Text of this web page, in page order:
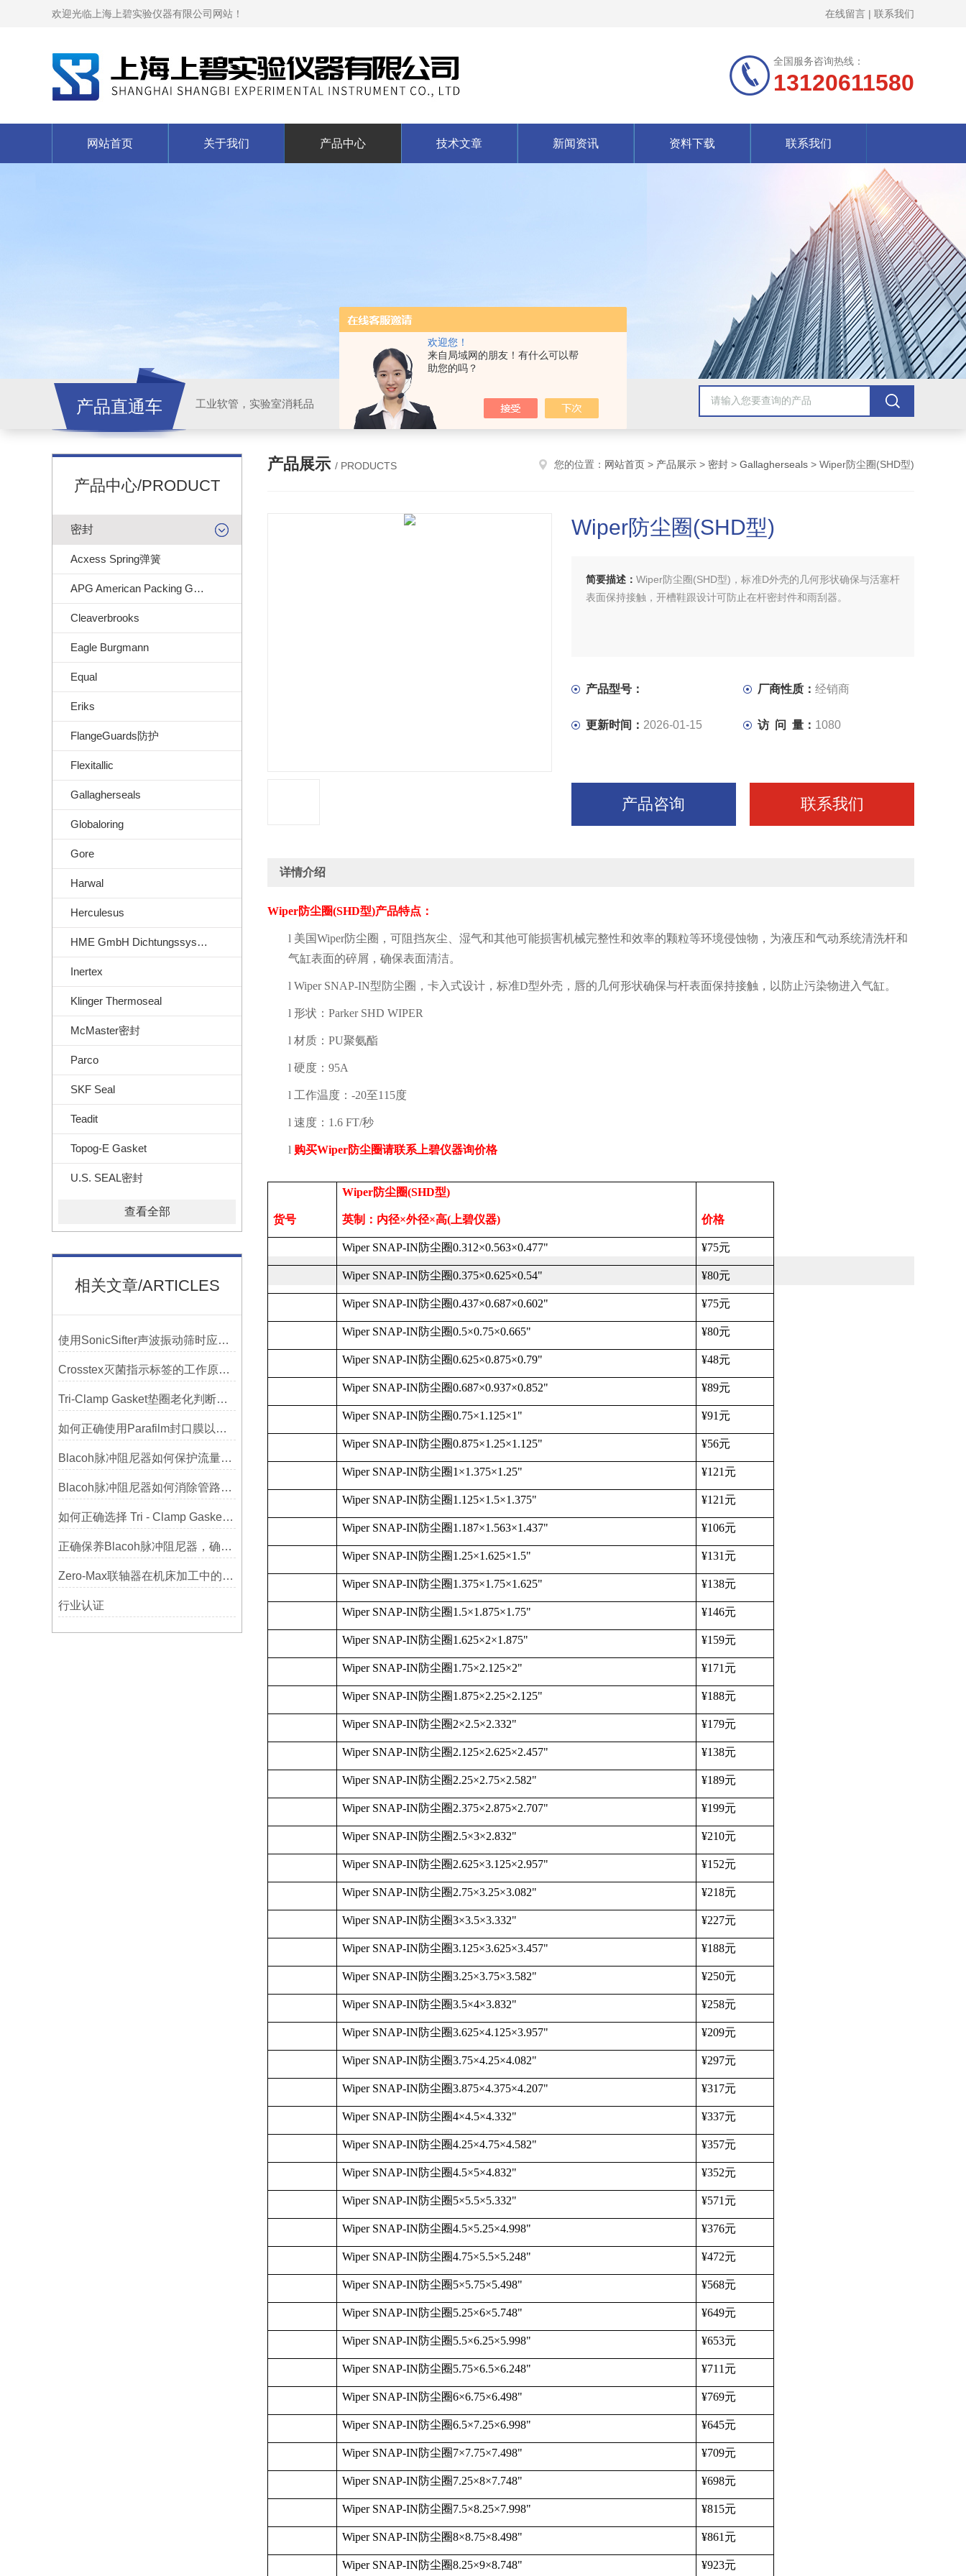
欢迎您！
来自局域网的朋友！有什么可以帮
助您的吗？
欢迎光临上海上碧实验仪器有限公司网站！ 在线留言 | 联系我们
全国服务咨询热线：
13120611580
网站首页 关于我们 产品中心 技术文章 新闻资讯 资料下载 联系我们
产品直通车 工业软管，实验室消耗品
产品中心/PRODUCT
密封
Acxess Spring弹簧
APG American Packing Gasket
Cleaverbrooks
Eagle Burgmann
Equal
Eriks
FlangeGuards防护
Flexitallic
Gallagherseals
Globaloring
Gore
Harwal
Herculesus
HME GmbH Dichtungssysteme
Inertex
Klinger Thermoseal
McMaster密封
Parco
SKF Seal
Teadit
Topog-E Gasket
U.S. SEAL密封
查看全部
相关文章/ARTICLES
使用SonicSifter声波振动筛时应注意的几个方面
Crosstex灭菌指示标签的工作原理：变色反应机制详解
Tri-Clamp Gasket垫圈老化判断，定期更换维护要点
如何正确使用Parafilm封口膜以确保实验结果的准确性？
Blacoh脉冲阻尼器如何保护流量计、压力开关和管路附件？
Blacoh脉冲阻尼器如何消除管路振动与噪音？
如何正确选择 Tri - Clamp Gasket 垫圈的材质与尺寸？
正确保养Blacoh脉冲阻尼器，确保长期稳定运行
Zero-Max联轴器在机床加工中的应用及精度保证方法
行业认证
产品展示 / PRODUCTS 您的位置： 网站首页 > 产品展示 > 密封 > Gallagherseals > Wiper防尘圈(SHD型)
Wiper防尘圈(SHD型)
简要描述：Wiper防尘圈(SHD型)，标准D外壳的几何形状确保与活塞杆
表面保持接触，开槽鞋跟设计可防止在杆密封件和雨刮器。
产品型号： 厂商性质： 经销商
更新时间： 2026-01-15 访 问 量： 1080
产品咨询 联系我们
详情介绍
Wiper防尘圈(SHD型)产品特点：
l 美国Wiper防尘圈，可阻挡灰尘、湿气和其他可能损害机械完整性和效率的颗粒等环境侵蚀物，为液压和气动系统清洗杆和
气缸表面的碎屑，确保表面清洁。
l Wiper SNAP-IN型防尘圈，卡入式设计，标准D型外壳，唇的几何形状确保与杆表面保持接触，以防止污染物进入气缸。
l 形状： Parker SHD WIPER
l 材质： PU聚氨酯
l 硬度： 95A
l 工作温度： -20至115度
l 速度： 1.6 FT/秒
l 购买Wiper防尘圈请联系上碧仪器询价格
货号
Wiper防尘圈(SHD型)
英制：内径×外径×高( 上碧仪器) 价格
Wiper SNAP-IN防尘圈0.312×0.563×0.477" ¥75元
Wiper SNAP-IN防尘圈0.375×0.625×0.54" ¥80元
Wiper SNAP-IN防尘圈0.437×0.687×0.602" ¥75元
Wiper SNAP-IN防尘圈0.5×0.75×0.665" ¥80元
Wiper SNAP-IN防尘圈0.625×0.875×0.79" ¥48元
Wiper SNAP-IN防尘圈0.687×0.937×0.852" ¥89元
Wiper SNAP-IN防尘圈0.75×1.125×1" ¥91 元
Wiper SNAP-IN防尘圈0.875×1.25×1.125" ¥56元
Wiper SNAP-IN防尘圈1 ×1.375×1.25" ¥121 元
Wiper SNAP-IN防尘圈1.125×1.5×1.375" ¥121 元
Wiper SNAP-IN防尘圈1.187×1.563×1.437" ¥106元
Wiper SNAP-IN防尘圈1.25×1.625×1.5" ¥131 元
Wiper SNAP-IN防尘圈1.375×1.75×1.625" ¥138元
Wiper SNAP-IN防尘圈1.5×1.875×1.75" ¥146元
Wiper SNAP-IN防尘圈1.625×2×1.875" ¥159元
Wiper SNAP-IN防尘圈1.75×2.125×2" ¥171 元
Wiper SNAP-IN防尘圈1.875×2.25×2.125" ¥188元
Wiper SNAP-IN防尘圈2×2.5×2.332" ¥179元
Wiper SNAP-IN防尘圈2.125×2.625×2.457" ¥138元
Wiper SNAP-IN防尘圈2.25×2.75×2.582" ¥189元
Wiper SNAP-IN防尘圈2.375×2.875×2.707" ¥199元
Wiper SNAP-IN防尘圈2.5×3×2.832" ¥210元
Wiper SNAP-IN防尘圈2.625×3.125×2.957" ¥152元
Wiper SNAP-IN防尘圈2.75×3.25×3.082" ¥218元
Wiper SNAP-IN防尘圈3×3.5×3.332" ¥227元
Wiper SNAP-IN防尘圈3.125×3.625×3.457" ¥188元
Wiper SNAP-IN防尘圈3.25×3.75×3.582" ¥250元
Wiper SNAP-IN防尘圈3.5×4×3.832" ¥258元
Wiper SNAP-IN防尘圈3.625×4.125×3.957" ¥209元
Wiper SNAP-IN防尘圈3.75×4.25×4.082" ¥297元
Wiper SNAP-IN防尘圈3.875×4.375×4.207" ¥317元
Wiper SNAP-IN防尘圈4×4.5×4.332" ¥337元
Wiper SNAP-IN防尘圈4.25×4.75×4.582" ¥357元
Wiper SNAP-IN防尘圈4.5×5×4.832" ¥352元
Wiper SNAP-IN防尘圈5×5.5×5.332" ¥571 元
Wiper SNAP-IN防尘圈4.5×5.25×4.998" ¥376元
Wiper SNAP-IN防尘圈4.75×5.5×5.248" ¥472元
Wiper SNAP-IN防尘圈5×5.75×5.498" ¥568元
Wiper SNAP-IN防尘圈5.25×6×5.748" ¥649元
Wiper SNAP-IN防尘圈5.5×6.25×5.998" ¥653元
Wiper SNAP-IN防尘圈5.75×6.5×6.248" ¥711 元
Wiper SNAP-IN防尘圈6×6.75×6.498" ¥769元
Wiper SNAP-IN防尘圈6.5×7.25×6.998" ¥645元
Wiper SNAP-IN防尘圈7×7.75×7.498" ¥709元
Wiper SNAP-IN防尘圈7.25×8×7.748" ¥698元
Wiper SNAP-IN防尘圈7.5×8.25×7.998" ¥815元
Wiper SNAP-IN防尘圈8×8.75×8.498" ¥861 元
Wiper SNAP-IN防尘圈8.25×9×8.748" ¥923元